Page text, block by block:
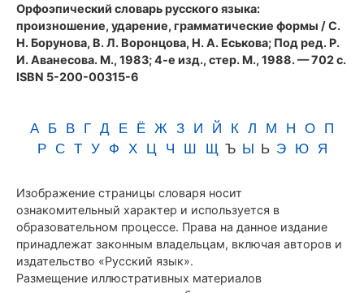
Орфоэпический словарь русского языка:
произношение, ударение, грамматические формы / С.
Н. Борунова, В. Л. Воронцова, Н. А. Еськова; Под ред. Р.
И. Аванесова. М., 1983; 4-е изд., стер. М., 1988. — 702 с.
ISBN 5-200-00315-6
А Б В Г Д Е Ё Ж З И Й К Л М Н О П
Р С Т У Ф Х Ц Ч Ш Щ Ъ Ы Ь Э Ю Я
Изображение страницы словаря носит
ознакомительный характер и используется в
образовательном процессе. Права на данное издание
принадлежат законным владельцам, включая авторов и
издательство «Русский язык».
Размещение иллюстративных материалов